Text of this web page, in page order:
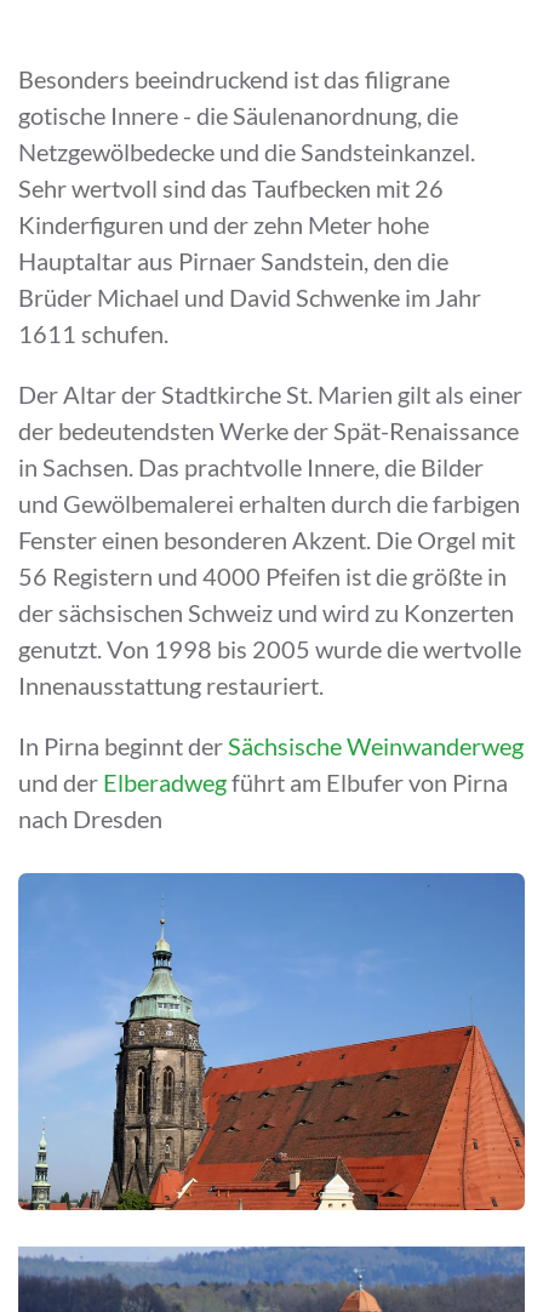
Besonders beeindruckend ist das filigrane
gotische Innere - die Säulenanordnung, die
Netzgewölbedecke und die Sandsteinkanzel.
Sehr wertvoll sind das Taufbecken mit 26
Kinderfiguren und der zehn Meter hohe
Hauptaltar aus Pirnaer Sandstein, den die
Brüder Michael und David Schwenke im Jahr
1611 schufen.
Der Altar der Stadtkirche St. Marien gilt als einer
der bedeutendsten Werke der Spät-Renaissance
in Sachsen. Das prachtvolle Innere, die Bilder
und Gewölbemalerei erhalten durch die farbigen
Fenster einen besonderen Akzent. Die Orgel mit
56 Registern und 4000 Pfeifen ist die größte in
der sächsischen Schweiz und wird zu Konzerten
genutzt. Von 1998 bis 2005 wurde die wertvolle
Innenausstattung restauriert.
In Pirna beginnt der Sächsische Weinwanderweg
und der Elberadwegführt am Elbufer von Pirna
nach Dresden